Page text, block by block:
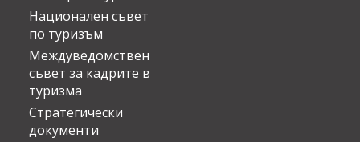
Национален съвет
по туризъм
Междуведомствен
съвет за кадрите в
туризма
Стратегически
документи